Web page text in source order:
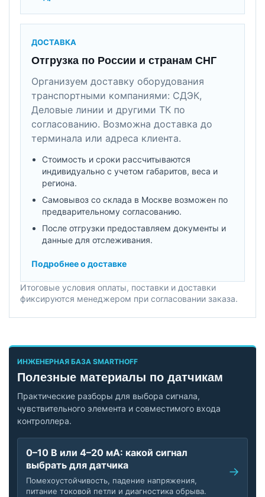
ДОСТАВКА
Отгрузка по России и странам СНГ
Организуем доставку оборудования
транспортными компаниями: СДЭК,
Деловые линии и другими ТК по
согласованию. Возможна доставка до
терминала или адреса клиента.
Стоимость и сроки рассчитываются
индивидуально с учетом габаритов, веса и
региона.
Самовывоз со склада в Москве возможен по
предварительному согласованию.
После отгрузки предоставляем документы и
данные для отслеживания.
Подробнее о доставке
Итоговые условия оплаты, поставки и доставки
фиксируются менеджером при согласовании заказа.
ИНЖЕНЕРНАЯ БАЗА SMARTHOFF
Полезные материалы по датчикам
Практические разборы для выбора сигнала,
чувствительного элемента и совместимого входа
контроллера.
0–10 В или 4–20 мА: какой сигнал
выбрать для датчика
Помехоустойчивость, падение напряжения,
питание токовой петли и диагностика обрыва.